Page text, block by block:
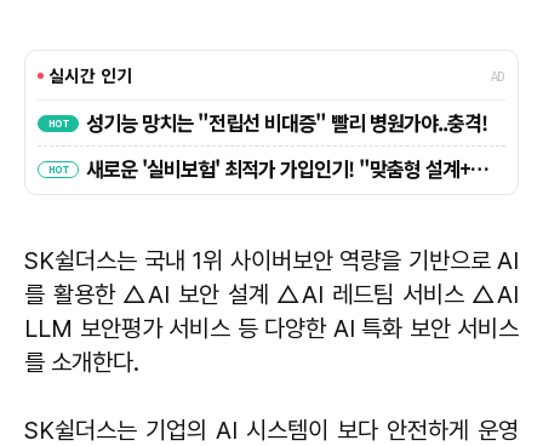
SK쉴더스는 국내 1위 사이버보안 역량을 기반으로 AI
를 활용한 △AI 보안 설계 △AI 레드팀 서비스 △AI
LLM 보안평가 서비스 등 다양한 AI 특화 보안 서비스
를 소개한다.
SK쉴더스는 기업의 AI 시스템이 보다 안전하게 운영